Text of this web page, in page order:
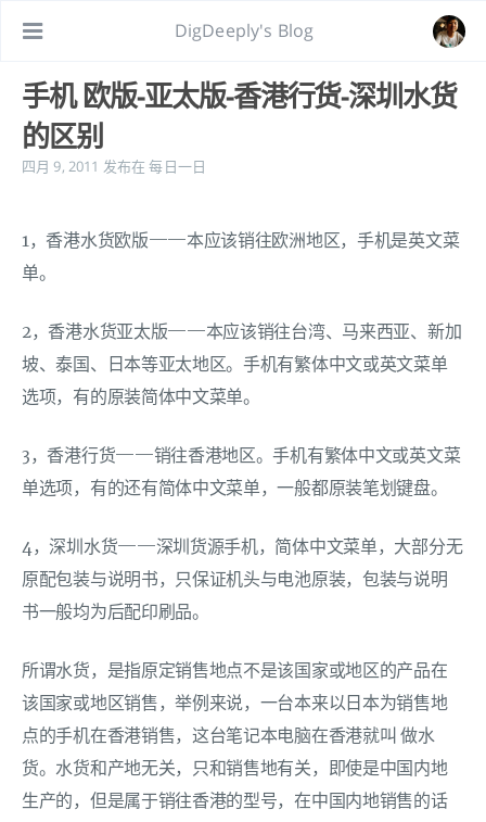
DigDeeply's Blog
手机 欧版-亚太版-香港行货-深圳水货
的区别
四月 9, 2011 发布在 每日一日
1，香港水货欧版——本应该销往欧洲地区，手机是英文菜
单。
2，香港水货亚太版——本应该销往台湾、马来西亚、新加
坡、泰国、日本等亚太地区。手机有繁体中文或英文菜单
选项，有的原装简体中文菜单。
3，香港行货——销往香港地区。手机有繁体中文或英文菜
单选项，有的还有简体中文菜单，一般都原装笔划键盘。
4，深圳水货——深圳货源手机，简体中文菜单，大部分无
原配包装与说明书，只保证机头与电池原装，包装与说明
书一般均为后配印刷品。
所谓水货，是指原定销售地点不是该国家或地区的产品在
该国家或地区销售，举例来说，一台本来以日本为销售地
点的手机在香港销售，这台笔记本电脑在香港就叫 做水
货。水货和产地无关，只和销售地有关，即使是中国内地
生产的，但是属于销往香港的型号，在中国内地销售的话